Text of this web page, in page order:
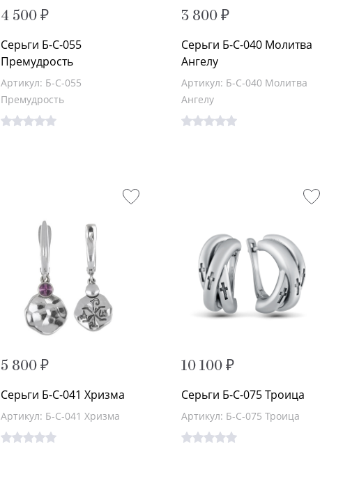
4 500 ₽
Серьги Б-С-055
Премудрость
Артикул: Б-С-055
Премудрость
3 800 ₽
Серьги Б-С-040 Молитва
Ангелу
Артикул: Б-С-040 Молитва
Ангелу
5 800 ₽
Серьги Б-С-041 Хризма
Артикул: Б-С-041 Хризма
10 100 ₽
Серьги Б-С-075 Троица
Артикул: Б-С-075 Троица